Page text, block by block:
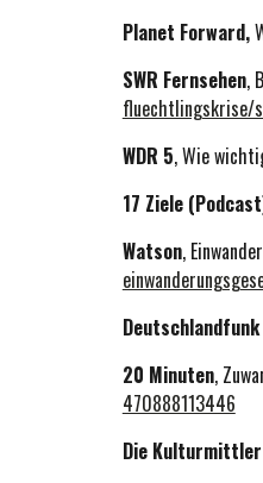
Planet Forward,
SWR Fernsehen,
fluechtlingskrise/
WDR 5,Wie
17 Ziele
Watson,
20 Minuten,
470888113446
Die